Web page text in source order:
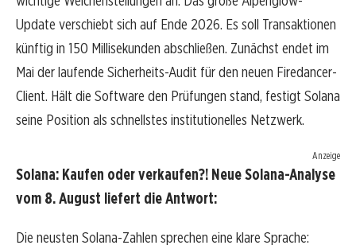
Update verschiebt sich auf Ende 2026. Es soll Transaktionen
künftig in 150 Millisekunden abschließen. Zunächst endet im
Mai der laufende Sicherheits-Audit für den neuen Firedancer-
Client. Hält die Software den Prüfungen stand, festigt Solana
seine Position als schnellstes institutionelles Netzwerk.
Anzeige
Solana: Kaufen oder verkaufen?! Neue Solana-Analyse
vom 8. August liefert die Antwort:
Die neusten Solana-Zahlen sprechen eine klare Sprache: